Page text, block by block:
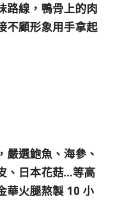
路線，鴨骨上的肉
不顧形象用手拿起
嚴選鮑魚、海參、
、日本花菇…等高
華火腿熬製 10 小